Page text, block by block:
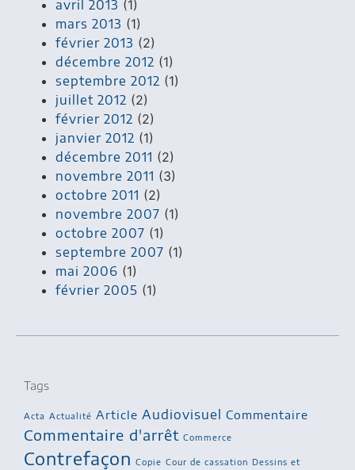
avril 2013 (1)
mars 2013 (1)
février 2013 (2)
décembre 2012 (1)
septembre 2012 (1)
juillet 2012 (2)
février 2012 (2)
janvier 2012 (1)
décembre 2011 (2)
novembre 2011 (3)
octobre 2011 (2)
novembre 2007 (1)
octobre 2007 (1)
septembre 2007 (1)
mai 2006 (1)
février 2005 (1)
Tags
Acta Actualité Article Audiovisuel Commentaire
Commentaire d'arrêt Commerce
Contrefaçon Copie Cour de cassation Dessins et